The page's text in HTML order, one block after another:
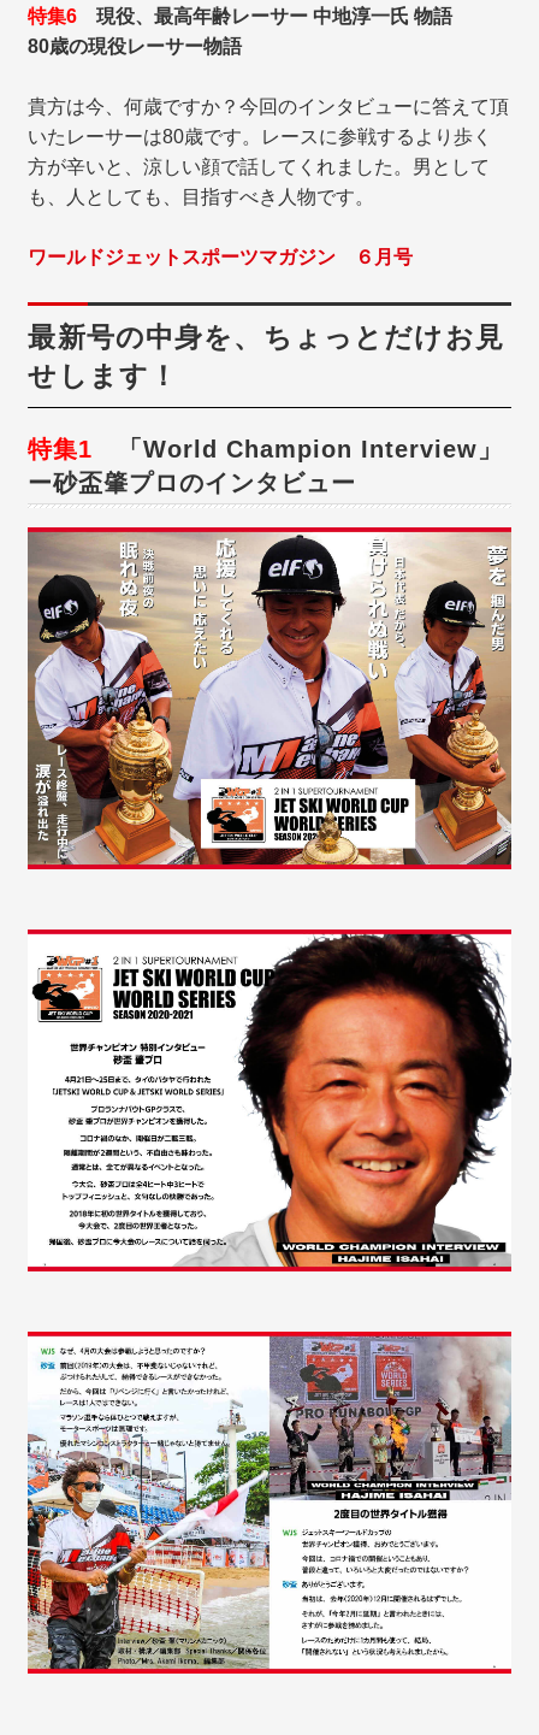
特集6
現役、最高年齢レーサー 中地淳一氏 物語
80歳の現役レーサー物語
貴方は今、何歳ですか？今回のインタビューに答えて頂
いたレーサーは80歳です。レースに参戦するより歩く
方が辛いと、涼しい顔で話してくれました。男として
も、人としても、目指すべき人物です。
ワールドジェットスポーツマガジン ６月号
最新号の中身を、ちょっとだけお見
せします！
特集1
「World Champion Interview」
ー砂盃肇プロのインタビュー